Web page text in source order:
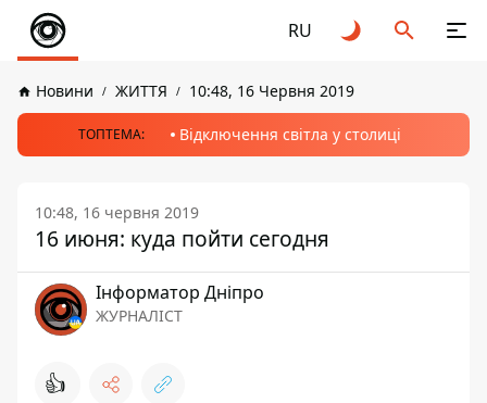
RU
Новини ЖИТТЯ 10:48, 16 Червня 2019
ТОПТЕМА: Відключення світла у столиці
10:48, 16 червня 2019
16 июня: куда пойти сегодня
Інформатор Дніпро
ЖУРНАЛІСТ
👍